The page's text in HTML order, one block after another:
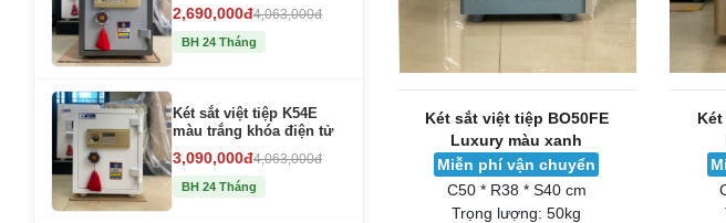
2,690,000đ4,063,000đ
BH 24 Tháng
Két sắt việt tiệp K54E
màu trắng khóa điện tử
3,090,000đ4,063,000đ
BH 24 Tháng
Két sắt việt tiệp BO50FE
Luxury màu xanh
Miễn phí vận chuyển
C50 * R38 * S40 cm
Trọng lượng: 50kg